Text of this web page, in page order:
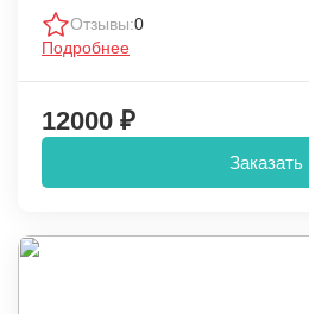
Отзывы:0
Подробнее
12000 ₽
Заказать